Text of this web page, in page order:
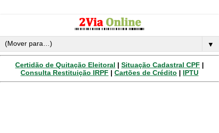
▼
Certidão de Quitação Eleitoral | Situação Cadastral CPF |
Consulta Restituição IRPF | Cartões de Crédito | IPTU